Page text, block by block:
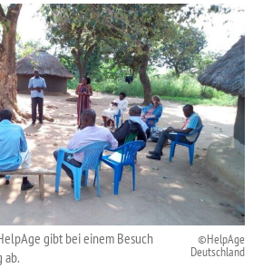
gibt bei einem Besuch
ab.
HelpAge
Deutschland